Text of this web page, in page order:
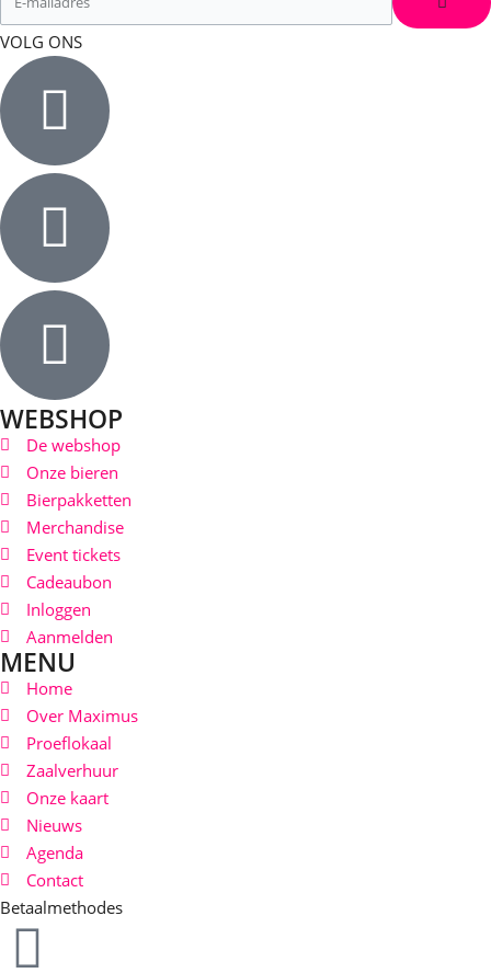
VOLG ONS
WEBSHOP
De webshop
Onze bieren
Bierpakketten
Merchandise
Event tickets
Cadeaubon
Inloggen
Aanmelden
MENU
Home
Over Maximus
Proeflokaal
Zaalverhuur
Onze kaart
Nieuws
Agenda
Contact
Betaalmethodes